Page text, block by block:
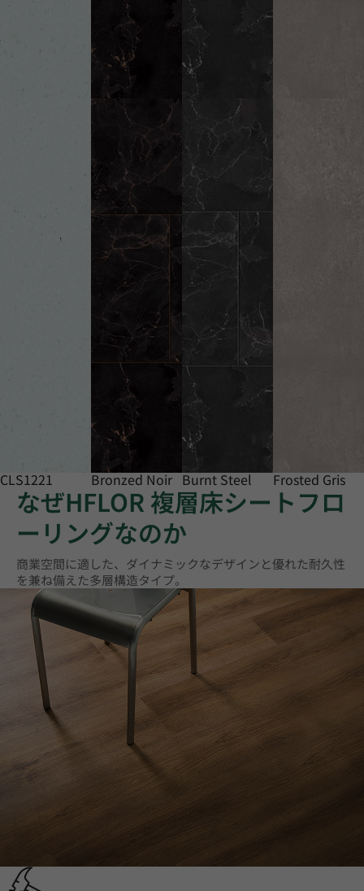
CLS1221 Bronzed Noir Burnt Steel Frosted Gris
なぜHFLOR 複層床シートフロ
ーリングなのか
商業空間に適した、ダイナミックなデザインと優れた耐久性
を兼ね備えた多層構造タイプ。